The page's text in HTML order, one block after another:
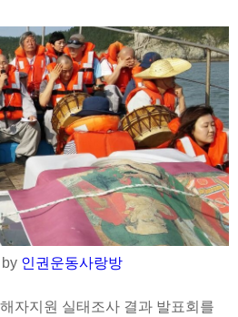
인권운동사랑방
자지원 실태조사 결과 발표회를